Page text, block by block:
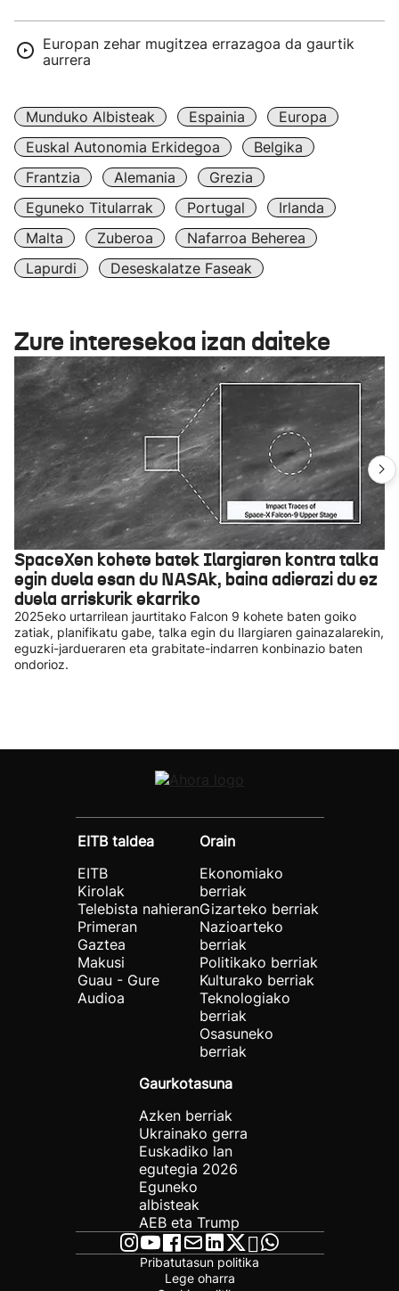
Europan zehar mugitzea errazagoa da gaurtik
aurrera
Munduko Albisteak Espainia
Europa
Euskal Autonomia Erkidegoa
Belgika
Frantzia
Alemania
Grezia
Eguneko Titularrak
Portugal
Irlanda
Malta
Zuberoa
Nafarroa Beherea
Lapurdi
Deseskalatze Faseak
Zure interesekoa izan daiteke
SpaceXen kohete batek Ilargiaren kontra talka
egin duela esan du NASAk, baina adierazi du ez
duela arriskurik ekarriko
2025eko urtarrilean jaurtitako Falcon 9 kohete baten goiko
zatiak, planifikatu gabe, talka egin du Ilargiaren gainazalarekin,
eguzki-jardueraren eta grabitate-indarren konbinazio baten
ondorioz.
EITB taldea
EITB
Kirolak
Telebista nahieran
Primeran
Gaztea
Makusi
Guau - Gure
Audioa
Orain
Ekonomiako
berriak
Gizarteko berriak
Nazioarteko
berriak
Politikako berriak
Kulturako berriak
Teknologiako
berriak
Osasuneko
berriak
Gaurkotasuna
Azken berriak
Ukrainako gerra
Euskadiko lan
egutegia 2026
Eguneko
albisteak
AEB eta Trump
Pribatutasun politika
Lege oharra